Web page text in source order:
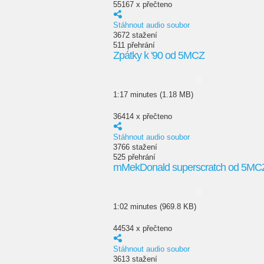
55167 x přečteno
Stáhnout audio soubor
3672 stažení
511 přehrání
Zpátky k '90 od 5MCZ
1:17 minutes (1.18 MB)
36414 x přečteno
Stáhnout audio soubor
3766 stažení
525 přehrání
mMekDonald superscratch od
1:02 minutes (969.8 KB)
44534 x přečteno
Stáhnout audio soubor
3613 stažení